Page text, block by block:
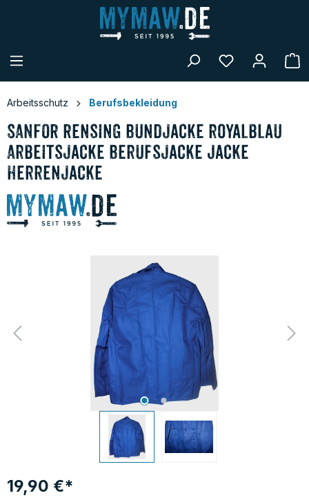
Arbeitsschutz Berufsbekleidung
SANFOR Rensing Bundjacke royalblau
Arbeitsjacke Berufsjacke Jacke
Herrenjacke
19,90 €*